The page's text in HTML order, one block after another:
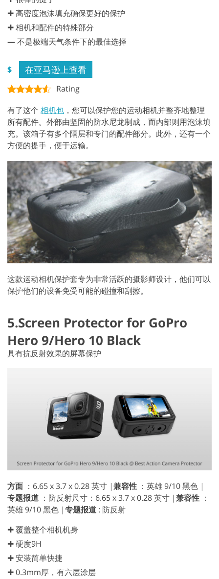
✚ 高密度泡沫填充确保更好的保护
✚ 相机和配件的特殊部分
—不是极端天气条件下的最佳选择
$ 在亚马逊上查看
Rating
有了这个 相机包 ，您可以保护您的运动相机并整齐地整理
所有配件。外部由坚固的防水尼龙制成，而内部则用泡沫填
充。该箱子有多个隔层和专门的配件部分。此外，还有一个
方便的提手，便于运输。
这款运动相机保护套专为非常活跃的摄影师设计，他们可以
保护他们的设备免受可能的碰撞和刮擦。
5.Screen Protector for GoPro
Hero 9/Hero 10 Black
具有抗反射效果的屏幕保护
方面 ：6.65 x 3.7 x 0.28 英寸 |兼容性 ：英雄 9/10 黑色 |
专题报道 ：防反射尺寸：6.65 x 3.7 x 0.28 英寸 |兼容性 ：
英雄 9/10 黑色 |专题报道 : 防反射
✚ 覆盖整个相机机身
✚ 硬度9H
✚ 安装简单快捷
✚ 0.3mm厚，有六层涂层